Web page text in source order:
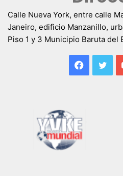
Calle Nueva York, entre calle
Janeiro, edificio Manzanillo,
Piso 1 y 3 Municipio Baruta del